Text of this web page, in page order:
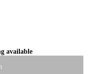
available